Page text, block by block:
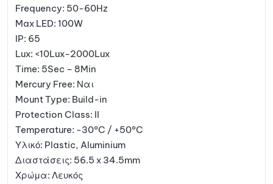
Frequency: 50-60Hz
Max LED: 100W
IP: 65
Lux: <10Lux-2000Lux
Time: 5Sec – 8Min
Mercury Free: Ναι
Mount Type: Build-in
Protection Class: II
Temperature: -30°C / +50°C
Υλικό: Plastic, Aluminium
Διαστάσεις: 56.5 x 34.5mm
Χρώμα: Λευκός